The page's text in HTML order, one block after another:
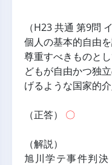
（H23 共通 第9問 イ
個人の基本的自由
尊重すべきものと
どもが自由かつ独
げるような国家的
（正答） 〇
（解説）
旭川学テ事件判